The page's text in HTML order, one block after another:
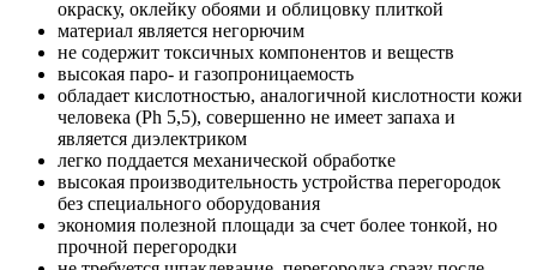
окраску, оклейку обоями и облицовку плиткой
материал является негорючим
не содержит токсичных компонентов и веществ
высокая паро- и газопроницаемость
обладает кислотностью, аналогичной кислотности кожи
человека (Ph 5,5), совершенно не имеет запаха и
является диэлектриком
легко поддается механической обработке
высокая производительность устройства перегородок
без специального оборудования
экономия полезной площади за счет более тонкой, но
прочной перегородки